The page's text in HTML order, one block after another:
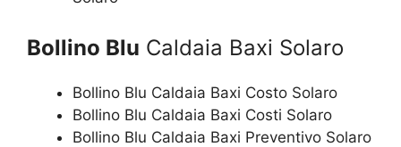
Bollino Blu Caldaia Baxi Solaro
Bollino Blu Caldaia Baxi Costo Solaro
Bollino Blu Caldaia Baxi Costi Solaro
Bollino Blu Caldaia Baxi Preventivo Solaro